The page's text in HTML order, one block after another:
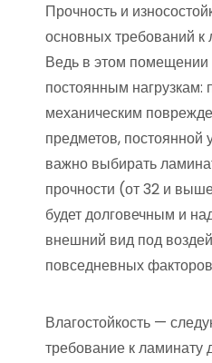
Прочность и
основных требований к
Ведь в этом помещении
постоянным
механическим
предметов, постоянной
важно выбирать
прочности (от 32 и
будет долговечным и
внешний вид под
повседневных
Влагостойкость —
требование к ламинату